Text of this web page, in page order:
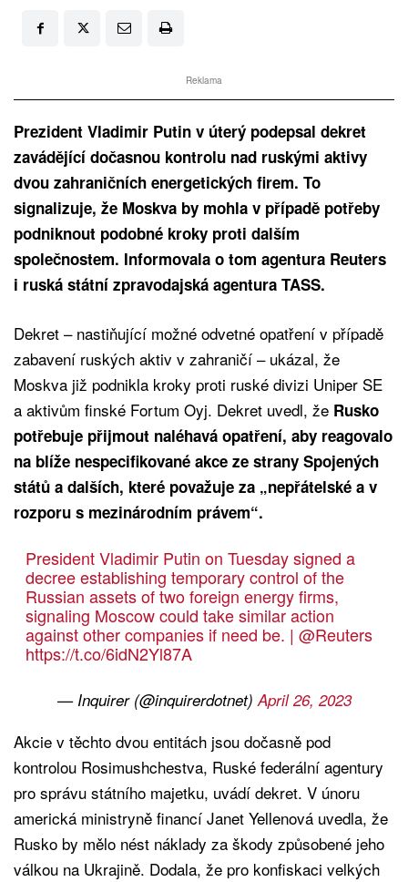
Reklama
Prezident Vladimir Putin v úterý podepsal dekret
zavádějící dočasnou kontrolu nad ruskými aktivy
dvou zahraničních energetických firem. To
signalizuje, že Moskva by mohla v případě potřeby
podniknout podobné kroky proti dalším
společnostem. Informovala o tom agentura Reuters
i ruská státní zpravodajská agentura TASS.
Dekret – nastiňující možné odvetné opatření v případě
zabavení ruských aktiv v zahraničí – ukázal, že
Moskva již podnikla kroky proti ruské divizi Uniper SE
a aktivům finské Fortum Oyj. Dekret uvedl, že Rusko
potřebuje přijmout naléhavá opatření, aby reagovalo
na blíže nespecifikované akce ze strany Spojených
států a dalších, které považuje za „nepřátelské a v
rozporu s mezinárodním právem“.
President Vladimir Putin on Tuesday signed a
decree establishing temporary control of the
Russian assets of two foreign energy firms,
signaling Moscow could take similar action
against other companies if need be. | @Reuters
https://t.co/6idN2Yl87A
— Inquirer (@inquirerdotnet)April 26, 2023
Akcie v těchto dvou entitách jsou dočasně pod
kontrolou Rosimushchestva, Ruské federální agentury
pro správu státního majetku, uvádí dekret. V únoru
americká ministryně financí Janet Yellenová uvedla, že
Rusko by mělo nést náklady za škody způsobené jeho
válkou na Ukrajině. Dodala, že pro konfiskaci velkých